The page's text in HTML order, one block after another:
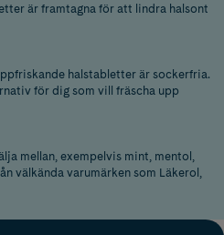
är framtagna för att lindra halsont
halstabletter är sockerfria.
för dig som vill fräscha upp
mellan, exempelvis mint, mentol,
välkända varumärken som Läkerol,